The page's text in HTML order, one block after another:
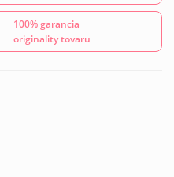
100% garancia
originality tovaru